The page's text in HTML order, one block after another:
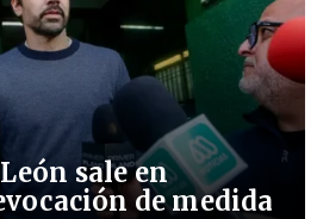
sale en
de medida